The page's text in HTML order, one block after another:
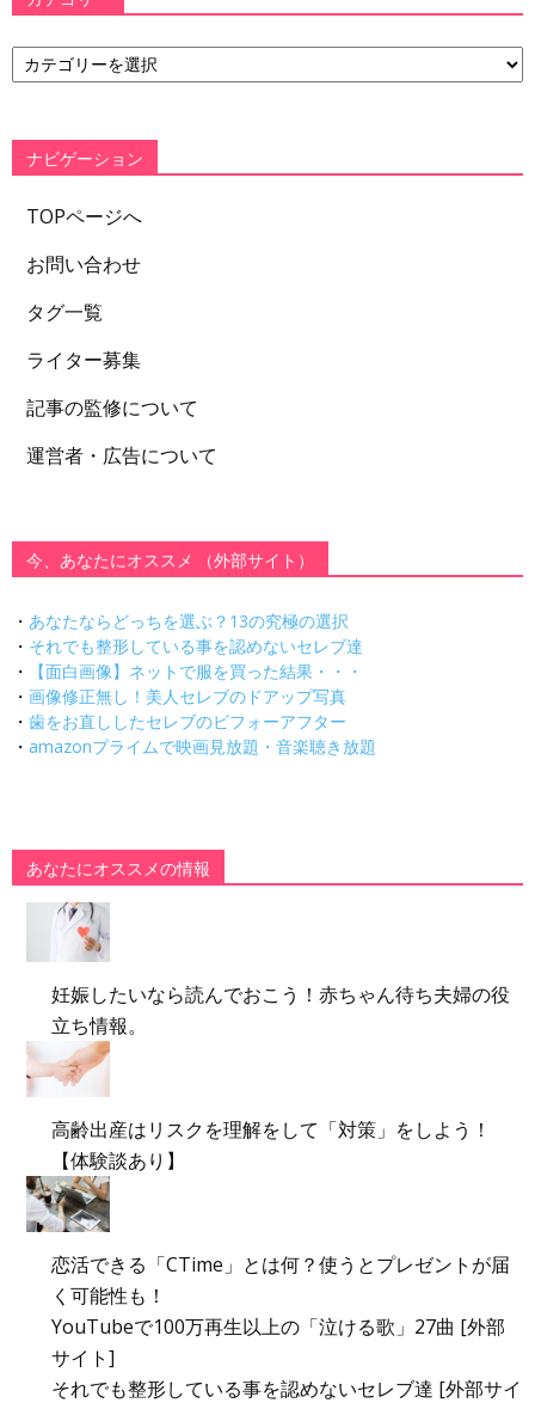
カ
テ
ー
ナビゲーション
TOPページへ
お問い合わせ
タグ一覧
ライター募集
記事の監修について
運営者・広告について
今、あなたにオススメ （外部サイト）
・ あなたならどっちを選ぶ？13の究極の選択
・ それでも整形している事を認めないセレブ達
・
【面白画像】ネットで服を買った結果・・・
・ 画像修正無し！美人セレブのドアップ写真
・ 歯をお直ししたセレブのビフォーアフター
・ amazonプライムで映画見放題・音楽聴き放題
あなたにオススメの情報
妊娠したいなら読んでおこう！赤ちゃん待ち夫婦の役
立ち情報。
高齢出産はリスクを理解をして「対策」をしよう！
【体験談あり】
恋活できる「CTime」とは何？使うとプレゼントが届
く可能性も！
YouTubeで100万再生以上の「泣ける歌」27曲 [外部
サイト]
それでも整形している事を認めないセレブ達 [外部サイ